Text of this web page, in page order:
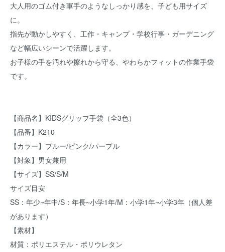
大人用のゴム付き軍手のようなしっかり感を、子ども用サイズ
に。
指先が動かしやすく、工作・キャンプ・学校行事・ガーデニング
など幅広いシーンで活躍します。
お子様の手を汚れや擦れから守る、やわらかフィットの作業手袋
です。
【商品名】KIDSグリップ手袋（全3色）
【品番】K210
【カラー】ブルー/ピンク/パープル
【対象】男女兼用
【サイズ】SS/S/M
サイズ目安
SS：年少~年中/S：年長~小学1年/M：小学1年~小学3年（個人差
があります）
【素材】
材質：ポリエステル・ポリウレタン